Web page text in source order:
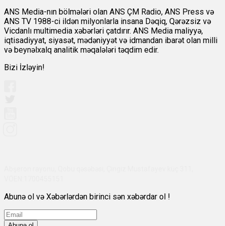
ANS Media-nın bölmələri olan ANS ÇM Radio, ANS Press və
ANS TV 1988-ci ildən milyonlarla insana Dəqiq, Qərəzsiz və
Vicdanlı multimedia xəbərləri çatdırır. ANS Media maliyyə,
iqtisadiyyat, siyasət, mədəniyyət və idmandan ibarət olan milli
və beynəlxalq analitik məqalələri təqdim edir.
Bizi İzləyin!
Abunə ol və Xəbərlərdən birinci sən xəbərdar ol !